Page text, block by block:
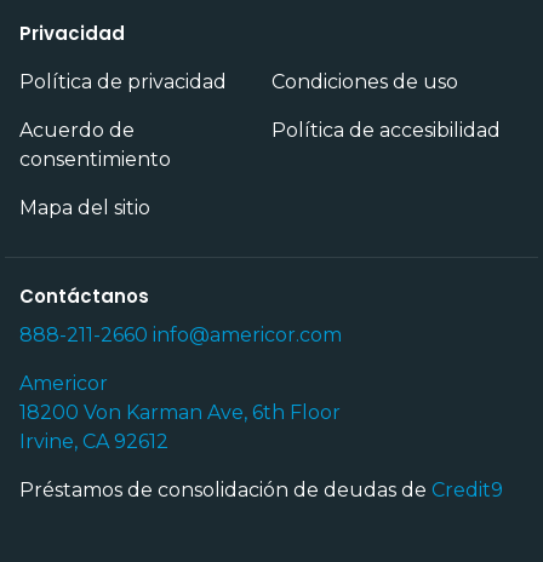
Privacidad
Política de privacidad Condiciones de uso
Acuerdo de
consentimiento
Política de accesibilidad
Mapa del sitio
Contáctanos
888-211-2660 info@americor.com
Americor
18200 Von Karman Ave, 6th Floor
Irvine, CA 92612
Préstamos de consolidación de deudas de Credit9